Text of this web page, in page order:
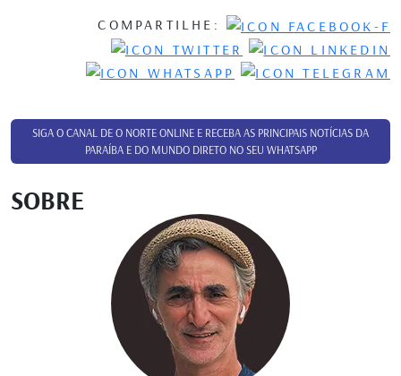
COMPARTILHE:
SIGA O CANAL DE O NORTE ONLINE E RECEBA AS PRINCIPAIS NOTÍCIAS DA
PARAÍBA E DO MUNDO DIRETO NO SEU WHATSAPP
SOBRE